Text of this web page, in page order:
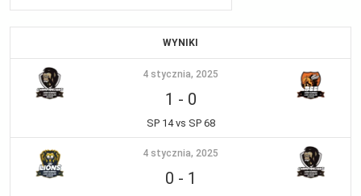
WYNIKI
4 stycznia, 2025
1 - 0
SP 14 vs SP 68
4 stycznia, 2025
0 - 1